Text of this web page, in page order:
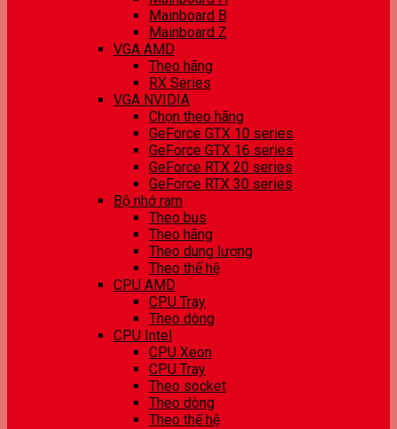
Mainboard B
Mainboard Z
VGA AMD
Theo hãng
RX Series
VGA NVIDIA
Chọn theo hãng
GeForce GTX 10 series
GeForce GTX 16 series
GeForce RTX 20 series
GeForce RTX 30 series
Bộ nhớ ram
Theo bus
Theo hãng
Theo dung lượng
Theo thế hệ
CPU AMD
CPU Tray
Theo dòng
CPU Intel
CPU Xeon
CPU Tray
Theo socket
Theo dòng
Theo thế hệ